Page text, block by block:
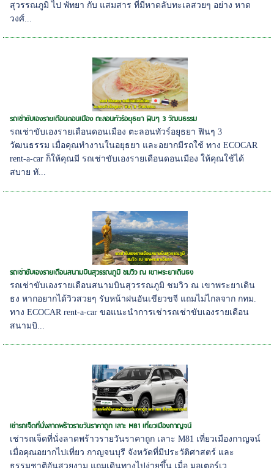
สุวรรณภูมิ ไป พัทยา กับ แสมสาร ที่มีหาดลับทะเลสวยๆ อย่าง หาด
วงศ์...
รถเช่าขับเองรายเดือนดอนเมือง ตะลอนทัวร์อยุธยา ฟินๆ 3 วัฒนธรรม
รถเช่าขับเองรายเดือนดอนเมือง ตะลอนทัวร์อยุธยา ฟินๆ 3
วัฒนธรรม เมื่อคุณทำงานในอยุธยา และอยากมีรถใช้ ทาง ECOCAR
rent-a-car ก็ให้คุณมี รถเช่าขับเองรายเดือนดอนเมือง ให้คุณใช้ได้
สบาย ทั...
รถเช่าขับเองรายเดือนสนามบินสุวรรณภูมิ ชมวิว ณ เขาพระยาเดินธง
รถเช่าขับเองรายเดือนสนามบินสุวรรณภูมิ ชมวิว ณ เขาพระยาเดิน
ธง หากอยากได้วิวสวยๆ รับหน้าฝนอันเขียวขจี แถมไม่ไกลจาก กทม.
ทาง ECOCAR rent-a-car ขอแนะนำการเช่ารถเช่าขับเองรายเดือน
สนามบิ...
เช่ารถเจ็ดที่นั่งลาดพร้าวรายวันราคาถูก เลาะ M81 เที่ยวเมืองกาญจน์
เช่ารถเจ็ดที่นั่งลาดพร้าวรายวันราคาถูก เลาะ M81 เที่ยวเมืองกาญจน์
เมื่อคุณอยากไปเที่ยว กาญจนบุรี จังหวัดที่มีประวัติศาสตร์ และ
ธรรมชาติอันสวยงาม แถมเดินทางไปง่ายขึ้น เมื่อ มอเตอร์เว...